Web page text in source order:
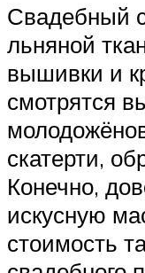
Свадебный
льняной
вышивки и
смотрятся
скатерти,
Конечно,
искусную
стоимость